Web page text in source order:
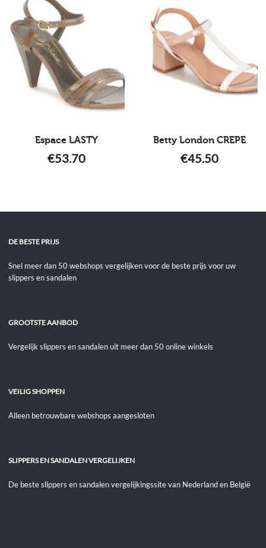
Espace LASTY
€53.70
Betty London CREPE
€45.50
DE BESTE PRIJS
Snel meer dan 50 webshops vergelijken voor de beste prijs voor uw
slippers en sandalen
GROOTSTE AANBOD
Vergelijk slippers en sandalen uit meer dan 50 online winkels
VEILIG SHOPPEN
Alleen betrouwbare webshops aangesloten
SLIPPERS EN SANDALEN VERGELIJKEN
De beste slippers en sandalen vergelijkingssite van Nederland en België